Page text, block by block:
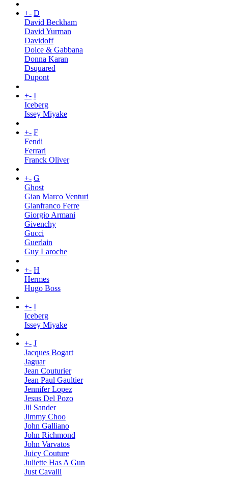
+- D
David Beckham
David Yurman
Davidoff
Dolce & Gabbana
Donna Karan
Dsquared
Dupont
+- I
Iceberg
Issey Miyake
+- F
Fendi
Ferrari
Franck Oliver
+- G
Ghost
Gian Marco Venturi
Gianfranco Ferre
Giorgio Armani
Givenchy
Gucci
Guerlain
Guy Laroche
+- H
Hermes
Hugo Boss
+- I
Iceberg
Issey Miyake
+- J
Jacques Bogart
Jaguar
Jean Couturier
Jean Paul Gaultier
Jennifer Lopez
Jesus Del Pozo
Jil Sander
Jimmy Choo
John Galliano
John Richmond
John Varvatos
Juicy Couture
Juliette Has A Gun
Just Cavalli